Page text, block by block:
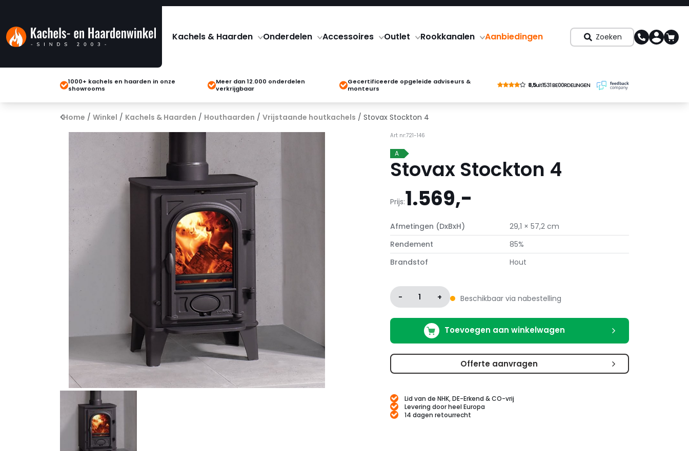
Kachels & Haarden Onderdelen Accessoires Outlet Rookkanalen Aanbiedingen Zoeken
1000+ kachels en haarden in onze
showrooms
Meer dan 12.000 onderdelen
verkrijgbaar
Gecertificeerde opgeleide adviseurs &
monteurs
8,5uit1531 BE00RDELINGEN
Home / Winkel / Kachels & Haarden / Houthaarden / Vrijstaande houtkachels / Stovax Stockton 4
Art nr:721-146
A
Stovax Stockton 4
Prijs:1.569,-
Afmetingen (DxBxH)
29,1 × 57,2 cm
Rendement
85%
Brandstof
Hout
- 1 + Beschikbaar via nabestelling
Toevoegen aan winkelwagen
Offerte aanvragen
Lid van de NHK, DE-Erkend & CO-vrij
Levering door heel Europa
14 dagen retourrecht